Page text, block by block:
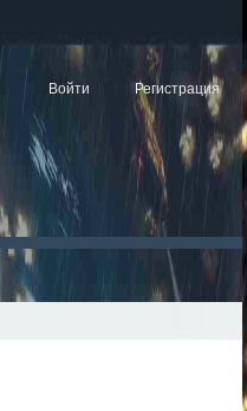
Войти Регистрация